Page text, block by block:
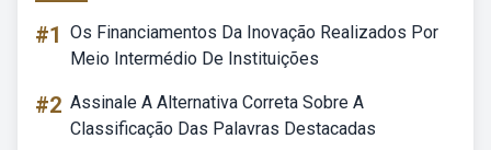
#1 Os Financiamentos Da Inovação Realizados Por
Meio Intermédio De Instituições
#2 Assinale A Alternativa Correta Sobre A
Classificação Das Palavras Destacadas